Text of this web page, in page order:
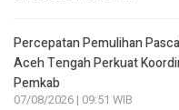
Percepatan Pemulihan
Aceh Tengah Perkuat
Pemkab
07/08/2026 | 09:51 WIB